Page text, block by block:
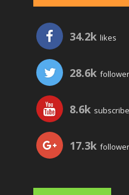
34.2k likes
28.6k
8.6k
17.3k